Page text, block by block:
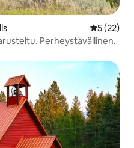
5 (22)
Perheystävällinen.